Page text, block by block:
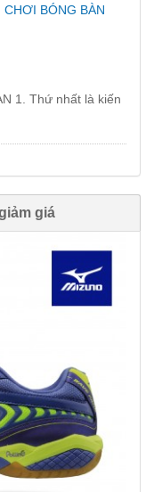
BÓNG BÀN
1. Thứ nhất là kiến
giá